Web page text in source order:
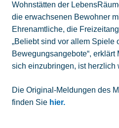
Wohnstätten der
die erwachsenen Bewohner
Ehrenamtliche, die
„Beliebt sind vor allem Spiele
Bewegungsangebote“, erklärt
sich einzubringen, ist herzlich
Die Original-Meldungen des
finden Sie hier.